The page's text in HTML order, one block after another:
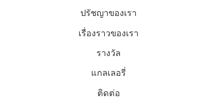
ปรัชญาของเรา
เรื่องราวของเรา
รางวัล
แกลเลอรี่
ติดต่อ